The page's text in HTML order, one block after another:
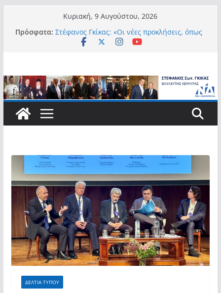
περιεχόμενο
Κυριακή, 9 Αυγούστου, 2026
Πρόσφατα: Στέφανος Γκίκας: «Οι νέες προκλήσεις, όπως
η τεχνητή νοημοσύνη, η κλιματική κρίση, η
απαντήσεις»
Στέφανος Γκίκας:
Στέφανος Γκίκας:
Στέφανος Γκίκας: «Η πρωτοβουλία “Smart
καθημερινότητάς τους»
Στέφανος Γκίκας: «Καλωσορίζω θερμά τους
911 νέους φοιτητές που επέλεξαν τα 6
Τμήματα της Κέρκυρας για τις σπουδές
τους»
ΔΕΛΤΙΑ ΤΥΠΟΥ